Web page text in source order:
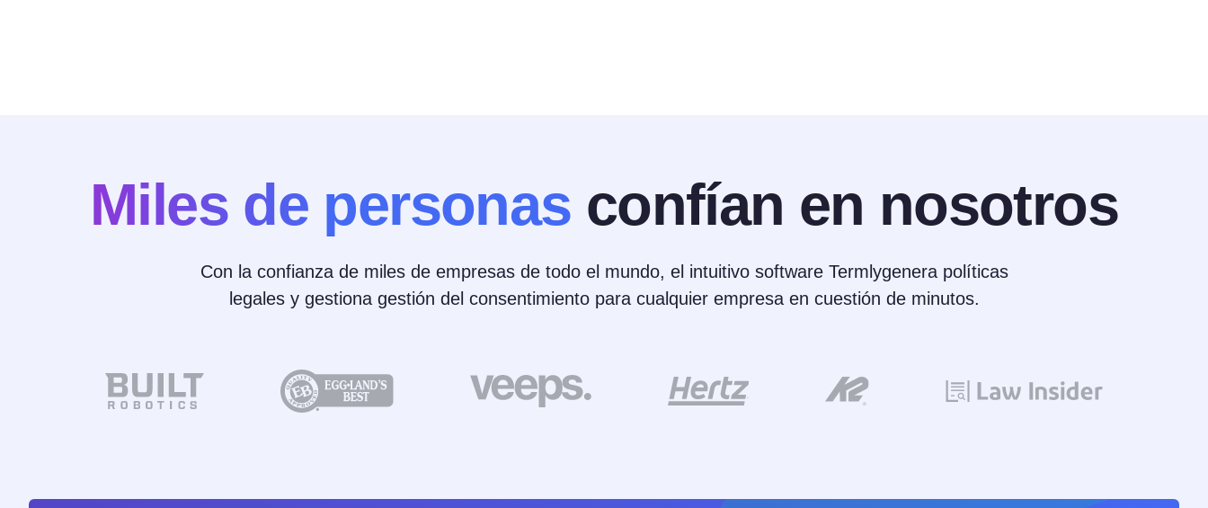
Miles de personas confían en nosotros
Con la confianza de miles de empresas de todo el mundo, el intuitivo software Termlygenera políticas
legales y gestiona gestión del consentimiento para cualquier empresa en cuestión de minutos.